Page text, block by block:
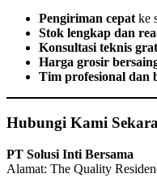
Pengiriman cepat ke
Stok lengkap dan
Konsultasi teknis
Harga grosir
Tim profesional dan
Hubungi Kami
PT Solusi Inti Bersama
Alamat: The Quality